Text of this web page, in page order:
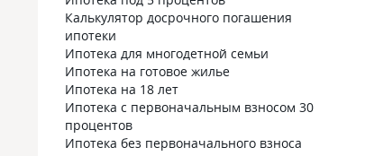
Калькулятор досрочного погашения
ипотеки
Ипотека для многодетной семьи
Ипотека на готовое жилье
Ипотека на 18 лет
Ипотека с первоначальным взносом 30
процентов
Ипотека без первоначального взноса